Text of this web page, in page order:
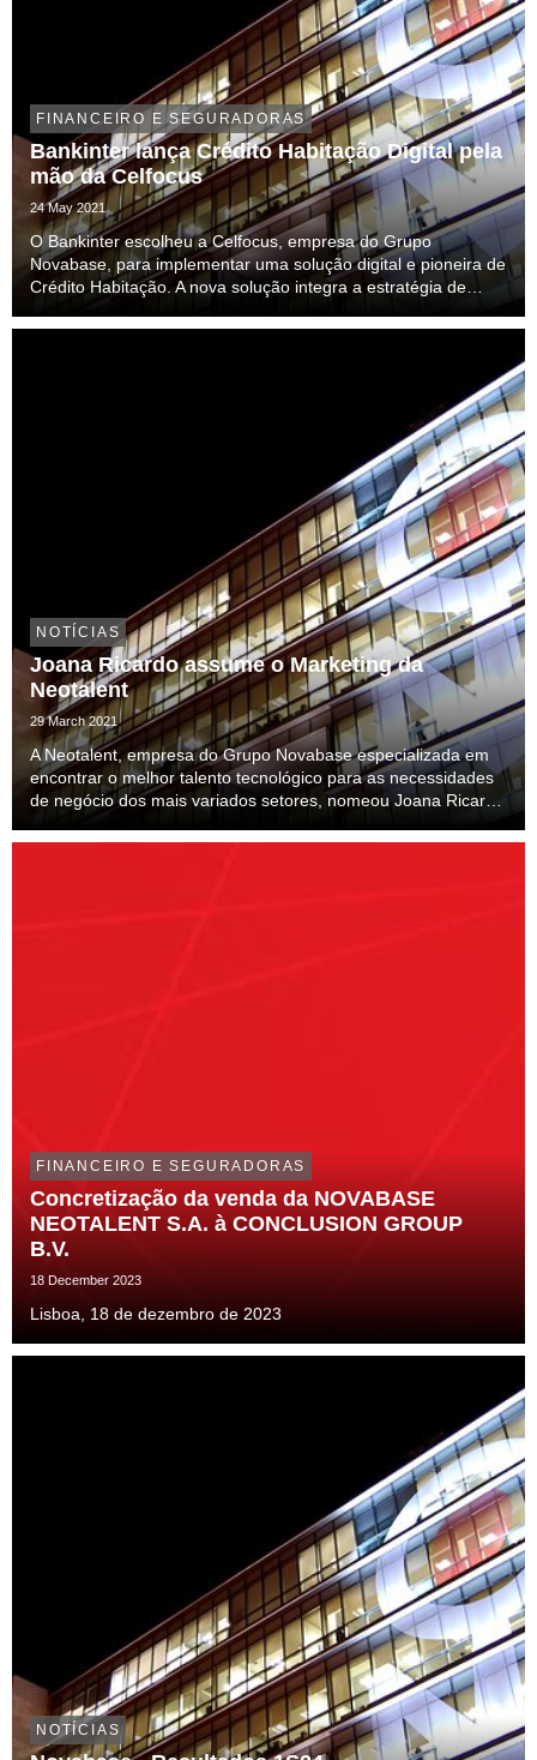
FINANCEIRO E SEGURADORAS
Bankinter lança Crédito Habitação Digital pela
mão da Celfocus
24 May 2021
O Bankinter escolheu a Celfocus, empresa do Grupo
Novabase, para implementar uma solução digital e pioneira de
Crédito Habitação. A nova solução integra a estratégia de
processo de contratação do Crédito Habitaç...
NOTÍCIAS
Joana Ricardo assume o Marketing da
Neotalent
29 March 2021
A Neotalent, empresa do Grupo Novabase especializada em
encontrar o melhor talento tecnológico para as necessidades
de negócio dos mais variados setores, nomeou Joana Ricardo
FINANCEIRO E SEGURADORAS
Concretização da venda da NOVABASE
NEOTALENT S.A. à CONCLUSION GROUP
B.V.
18 December 2023
Lisboa, 18 de dezembro de 2023
NOTÍCIAS